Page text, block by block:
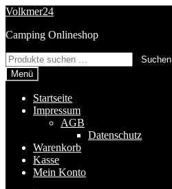
Zur
springen
Zum
springen
Volkmer24
Camping Onlineshop
Suchen
nach:
Suchen
Menü
Startseite
Impressum
AGB
Datenschutz
Warenkorb
Kasse
Mein Konto